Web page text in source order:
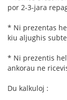
por 2-3-jara
* Ni prezentas
kiu aljughis
* Ni prezentis
ankorau ne
Du kalkuloj :